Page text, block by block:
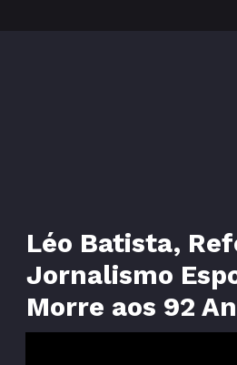
Léo Batista,
Jornalismo
Morre aos 92